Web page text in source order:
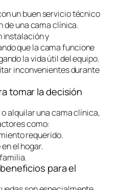
un buen servicio técnico
de una cama clínica.
instalación y
que la cama funcione
la vida útil del equipo.
inconvenientes durante
tomar la decisión
alquilar una cama clínica,
como:
requerido.
el hogar.
para el